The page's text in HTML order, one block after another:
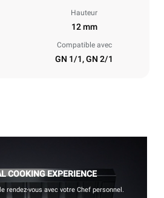
Hauteur
12 mm
Compatible avec
GN 1/1, GN 2/1
COOKING EXPERIENCE
rendez-vous avec votre Chef personnel.